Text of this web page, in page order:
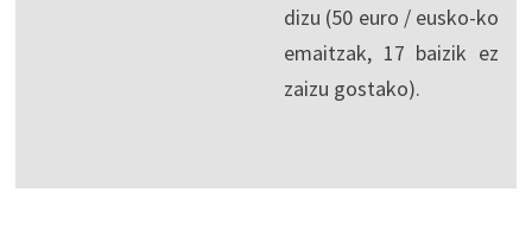
dizu (50 euro / eusko-ko
emaitzak, 17 baizik ez
zaizu gostako).